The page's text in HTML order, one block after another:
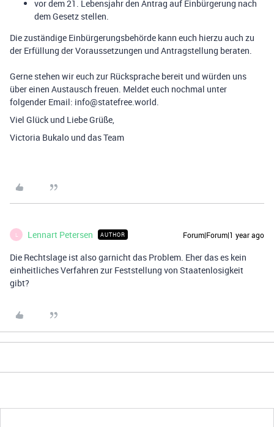
vor dem 21. Lebensjahr den Antrag auf Einbürgerung nach
dem Gesetz stellen.
Die zuständige Einbürgerungsbehörde kann euch hierzu auch zu
der Erfüllung der Voraussetzungen und Antragstellung beraten.
Gerne stehen wir euch zur Rücksprache bereit und würden uns
über einen Austausch freuen. Meldet euch nochmal unter
folgender Email: info@statefree.world.
Viel Glück und Liebe Grüße,
Victoria Bukalo und das Team
Lennart Petersen AUTHOR Forum|Forum|1 year ago
Die Rechtslage ist also garnicht das Problem. Eher das es kein
einheitliches Verfahren zur Feststellung von Staatenlosigkeit
gibt?